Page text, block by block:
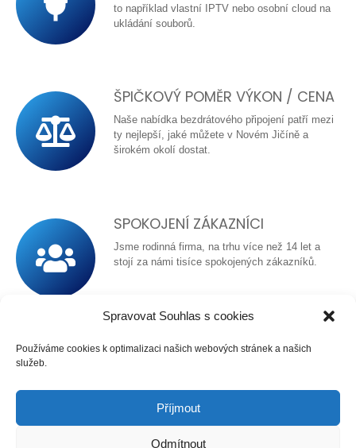
Spravovat Souhlas s cookies
Používáme cookies k optimalizaci našich webových stránek a našich
služeb.
Příjmout
Odmítnout
to například vlastní IPTV nebo osobní cloud na
ukládání souborů.
ŠPIČKOVÝ POMĚR VÝKON / CENA
Naše nabídka bezdrátového připojení patří mezi
ty nejlepší, jaké můžete v Novém Jičíně a
širokém okolí dostat.
SPOKOJENÍ ZÁKAZNÍCI
Jsme rodinná firma, na trhu více než 14 let a
stojí za námi tisíce spokojených zákazníků.
Jste pro nás číslo jedna a my uděláme vše